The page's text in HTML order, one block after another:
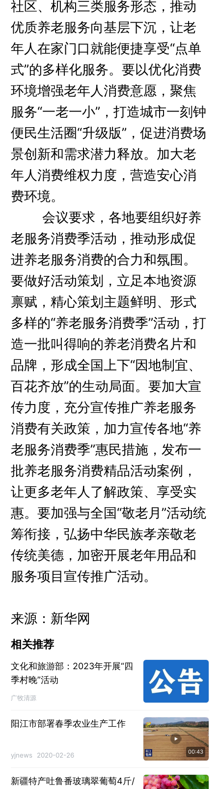
社区、机构三类服务形态，推动
优质养老服务向基层下沉，让老
年人在家门口就能便捷享受“点单
式”的多样化服务。要以优化消费
环境增强老年人消费意愿，聚焦
服务“一老一小”，打造城市一刻钟
便民生活圈“升级版”，促进消费场
景创新和需求潜力释放。加大老
年人消费维权力度，营造安心消
费环境。
会议要求，各地要组织好养
老服务消费季活动，推动形成促
进养老服务消费的合力和氛围。
要做好活动策划，立足本地资源
禀赋，精心策划主题鲜明、形式
多样的“养老服务消费季”活动，打
造一批叫得响的养老消费名片和
品牌，形成全国上下“因地制宜、
百花齐放”的生动局面。要加大宣
传力度，充分宣传推广养老服务
消费有关政策，加力宣传各地“养
老服务消费季”惠民措施，发布一
批养老服务消费精品活动案例，
让更多老年人了解政策、享受实
惠。要加强与全国“敬老月”活动统
筹衔接，弘扬中华民族孝亲敬老
传统美德，加密开展老年用品和
服务项目宣传推广活动。
来源：新华网
相关推荐
文化和旅游部：2023年开展“四
季村晚”活动
广牧清源
00:43
阳江市部署春季农业生产工作
yjnews 2020-02-26
新疆特产吐鲁番玻璃翠葡萄4斤/